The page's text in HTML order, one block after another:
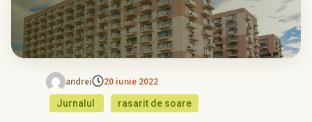
andrei 20 iunie 2022
Jurnalul rasarit de soare